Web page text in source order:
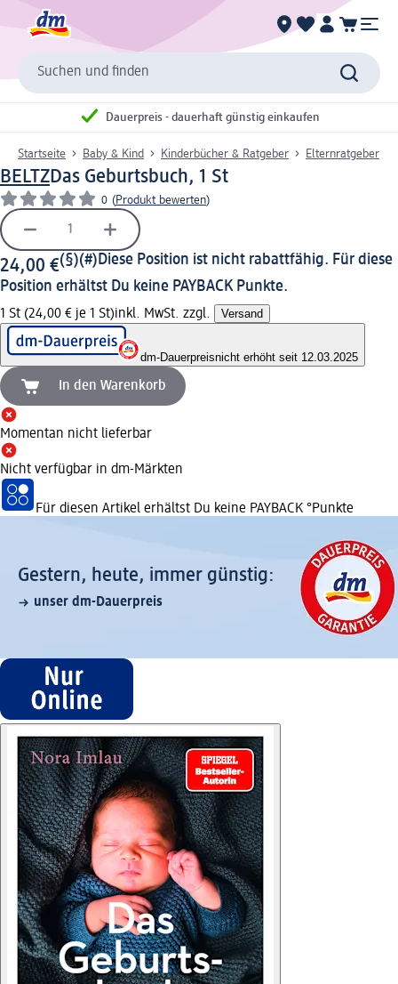
Suchen und finden
Dauerpreis - dauerhaft günstig einkaufen
Startseite Baby & Kind Kinderbücher & Ratgeber Elternratgeber
BELTZDas Geburtsbuch, 1 St
0 (Produkt bewerten)
24,00 €(§)(#)Diese Position ist nicht rabattfähig. Für diese
Position erhältst Du keine PAYBACK Punkte.
1 St (24,00 € je 1 St)inkl. MwSt. zzgl. Versand
dm-Dauerpreisnicht erhöht seit 12.03.2025
In den Warenkorb
Momentan nicht lieferbar
Nicht verfügbar in dm-Märkten
Für diesen Artikel erhältst Du keine PAYBACK °Punkte
Gestern, heute, immer günstig:
unser dm-Dauerpreis